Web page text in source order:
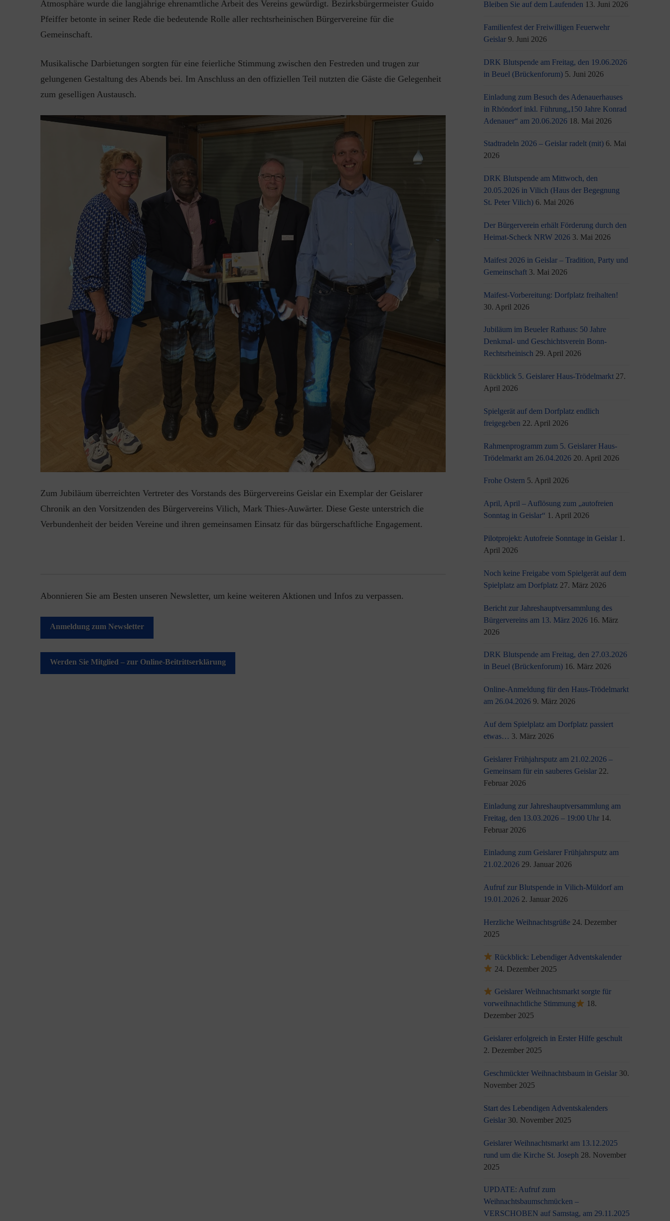
Atmosphäre wurde die langjährige ehrenamtliche Arbeit des Vereins gewürdigt. Bezirksbürgermeister Guido
Pfeiffer betonte in seiner Rede die bedeutende Rolle aller rechtsrheinischen Bürgervereine für die
Gemeinschaft.
Musikalische Darbietungen sorgten für eine feierliche Stimmung zwischen den Festreden und trugen zur
gelungenen Gestaltung des Abends bei. Im Anschluss an den offiziellen Teil nutzten die Gäste die Gelegenheit
zum geselligen Austausch.
Zum Jubiläum überreichten Vertreter des Vorstands des Bürgervereins Geislar ein Exemplar der Geislarer
Chronik an den Vorsitzenden des Bürgervereins Vilich, Mark Thies-Auwärter. Diese Geste unterstrich die
Verbundenheit der beiden Vereine und ihren gemeinsamen Einsatz für das bürgerschaftliche Engagement.
Abonnieren Sie am Besten unseren Newsletter, um keine weiteren Aktionen und Infos zu verpassen.
Anmeldung zum Newsletter
Werden Sie Mitglied – zur Online-Beitrittserklärung
Bleiben Sie auf dem Laufenden 13. Juni 2026
Familienfest der Freiwilligen Feuerwehr
Geislar 9. Juni 2026
DRK Blutspende am Freitag, den 19.06.2026
in Beuel (Brückenforum) 5. Juni 2026
Einladung zum Besuch des Adenauerhauses
in Rhöndorf inkl. Führung„150 Jahre Konrad
Adenauer“ am 20.06.2026 18. Mai 2026
Stadtradeln 2026 – Geislar radelt (mit) 6. Mai
2026
DRK Blutspende am Mittwoch, den
20.05.2026 in Vilich (Haus der Begegnung
St. Peter Vilich) 6. Mai 2026
Der Bürgerverein erhält Förderung durch den
Heimat-Scheck NRW 2026 3. Mai 2026
Maifest 2026 in Geislar – Tradition, Party und
Gemeinschaft 3. Mai 2026
Maifest-Vorbereitung: Dorfplatz freihalten!
30. April 2026
Jubiläum im Beueler Rathaus: 50 Jahre
Denkmal- und Geschichtsverein Bonn-
Rechtsrheinisch 29. April 2026
Rückblick 5. Geislarer Haus-Trödelmarkt 27.
April 2026
Spielgerät auf dem Dorfplatz endlich
freigegeben 22. April 2026
Rahmenprogramm zum 5. Geislarer Haus-
Trödelmarkt am 26.04.2026 20. April 2026
Frohe Ostern 5. April 2026
April, April – Auflösung zum „autofreien
Sonntag in Geislar“ 1. April 2026
Pilotprojekt: Autofreie Sonntage in Geislar 1.
April 2026
Noch keine Freigabe vom Spielgerät auf dem
Spielplatz am Dorfplatz 27. März 2026
Bericht zur Jahreshauptversammlung des
Bürgervereins am 13. März 2026 16. März
2026
DRK Blutspende am Freitag, den 27.03.2026
in Beuel (Brückenforum) 16. März 2026
Online-Anmeldung für den Haus-Trödelmarkt
am 26.04.2026 9. März 2026
Auf dem Spielplatz am Dorfplatz passiert
etwas… 3. März 2026
Geislarer Frühjahrsputz am 21.02.2026 –
Gemeinsam für ein sauberes Geislar 22.
Februar 2026
Einladung zur Jahreshauptversammlung am
Freitag, den 13.03.2026 – 19:00 Uhr 14.
Februar 2026
Einladung zum Geislarer Frühjahrsputz am
21.02.2026 29. Januar 2026
Aufruf zur Blutspende in Vilich-Müldorf am
19.01.2026 2. Januar 2026
Herzliche Weihnachtsgrüße 24. Dezember
2025
Rückblick: Lebendiger Adventskalender
24. Dezember 2025
Geislarer Weihnachtsmarkt sorgte für
vorweihnachtliche Stimmung
18.
Dezember 2025
Geislarer erfolgreich in Erster Hilfe geschult
2. Dezember 2025
Geschmückter Weihnachtsbaum in Geislar 30.
November 2025
Start des Lebendigen Adventskalenders
Geislar 30. November 2025
Geislarer Weihnachtsmarkt am 13.12.2025
rund um die Kirche St. Joseph 28. November
2025
UPDATE: Aufruf zum
Weihnachtsbaumschmücken –
VERSCHOBEN auf Samstag, am 29.11.2025